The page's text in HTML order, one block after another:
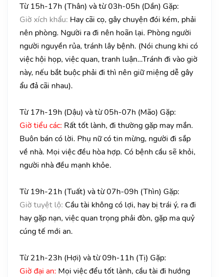
Từ 15h-17h (Thân) và từ 03h-05h (Dần) Gặp:
Giờ xích khẩu: Hay cãi cọ, gây chuyện đói kém, phải
nên phòng. Người ra đi nên hoãn lại. Phòng người
người nguyền rủa, tránh lây bệnh. (Nói chung khi có
việc hội họp, việc quan, tranh luận…Tránh đi vào giờ
này, nếu bắt buộc phải đi thì nên giữ miệng dễ gây
ẩu đả cãi nhau).
Từ 17h-19h (Dậu) và từ 05h-07h (Mão) Gặp:
Giờ tiểu các: Rất tốt lành, đi thường gặp may mắn.
Buôn bán có lời. Phụ nữ có tin mừng, người đi sắp
về nhà. Mọi việc đều hòa hợp. Có bệnh cầu sẽ khỏi,
người nhà đều mạnh khỏe.
Từ 19h-21h (Tuất) và từ 07h-09h (Thìn) Gặp:
Giờ tuyệt lộ: Cầu tài không có lợi, hay bị trái ý, ra đi
hay gặp nạn, việc quan trọng phải đòn, gặp ma quỷ
cúng tế mới an.
Từ 21h-23h (Hợi) và từ 09h-11h (Tị) Gặp:
Giờ đại an: Mọi việc đểu tốt lành, cầu tài đi hướng